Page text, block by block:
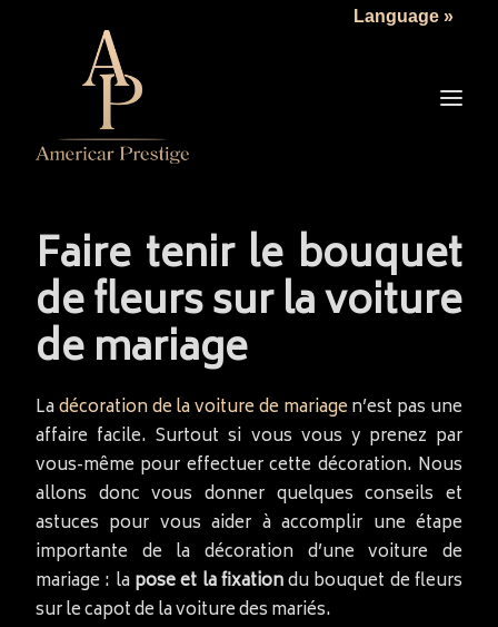
LA SOCIÉTÉ
LES VÉHICULES
TARIFS
NOUS CONTACTER
Faire tenir le bouquet
de fleurs sur la voiture
de mariage
Ladécoration de la voiture de mariagen’est pas une
affaire facile. Surtout si vous vous y prenez par
vous-même pour effectuer cette décoration. Nous
allons donc vous donner quelques conseils et
astuces pour vous aider à accomplir une étape
importante de la décoration d’une voiture de
mariage : lapose et la fixationdu bouquet de fleurs
sur le capot de la voiture des mariés.
Language »